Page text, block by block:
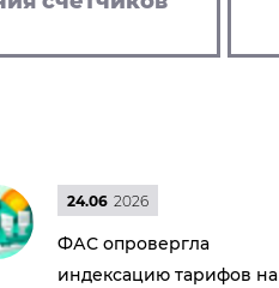
24.06 2026
ФАС опровергла
индексацию тарифов на